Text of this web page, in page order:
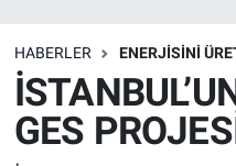
HABERLER ENERJISINI
GES
Depolama Çözümleri
İnşaat ve Malzeme